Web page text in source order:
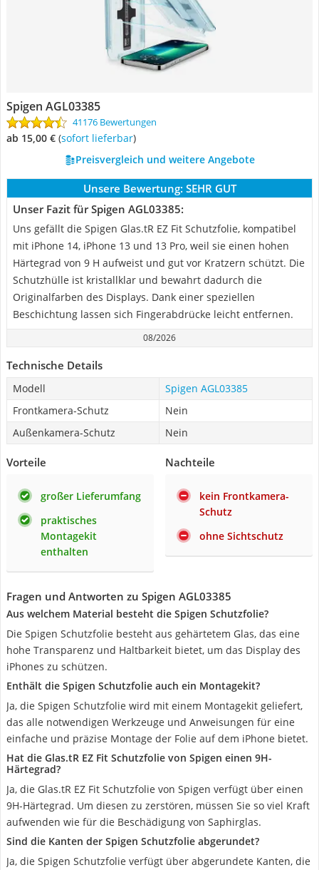
Spigen AGL03385
41176 Bewertungen
ab 15,00 € ( Sofort lieferbar)
Preisvergleich und weitere Angebote
Unsere Bewertung: SEHR GUT
Unser Fazit für Spigen AGL03385:
Uns gefällt die Spigen Glas.tR EZ Fit Schutzfolie, kompatibel
mit iPhone 14, iPhone 13 und 13 Pro, weil sie einen hohen
Härtegrad von 9 H aufweist und gut vor Kratzern schützt. Die
Schutzhülle ist kristallklar und bewahrt dadurch die
Originalfarben des Displays. Dank einer speziellen
Beschichtung lassen sich Fingerabdrücke leicht entfernen.
08/2026
Technische Details
Modell
Spigen AGL03385
Frontkamera-Schutz
Nein
Außenkamera-Schutz
Nein
Vorteile
großer Lieferumfang
praktisches
Montagekit
enthalten
Nachteile
kein Frontkamera-
Schutz
ohne Sichtschutz
Fragen und Antworten zu Spigen AGL03385
Aus welchem Material besteht die Spigen Schutzfolie?
Die Spigen Schutzfolie besteht aus gehärtetem Glas, das eine
hohe Transparenz und Haltbarkeit bietet, um das Display des
iPhones zu schützen.
Enthält die Spigen Schutzfolie auch ein Montagekit?
Ja, die Spigen Schutzfolie wird mit einem Montagekit geliefert,
das alle notwendigen Werkzeuge und Anweisungen für eine
einfache und präzise Montage der Folie auf dem iPhone bietet.
Hat die Glas.tR EZ Fit Schutzfolie von Spigen einen 9H-
Härtegrad?
Ja, die Glas.tR EZ Fit Schutzfolie von Spigen verfügt über einen
9H-Härtegrad. Um diesen zu zerstören, müssen Sie so viel Kraft
aufwenden wie für die Beschädigung von Saphirglas.
Sind die Kanten der Spigen Schutzfolie abgerundet?
Ja, die Spigen Schutzfolie verfügt über abgerundete Kanten, die